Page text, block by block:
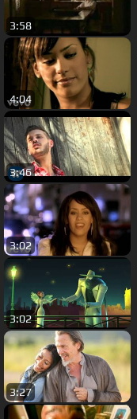
3:58
4:04
3:46
3:02
3:02
3:27